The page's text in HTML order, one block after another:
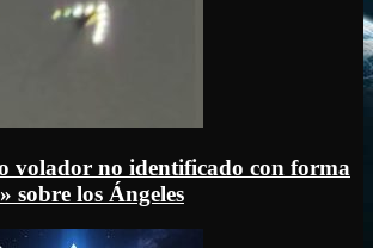
volador no identificado con forma
sobre los Ángeles